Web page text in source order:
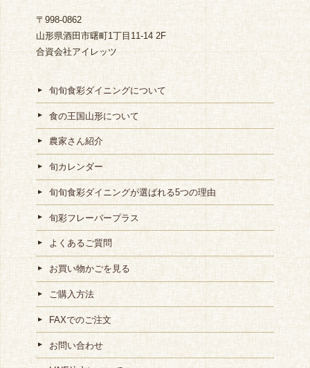
〒998-0862
山形県酒田市曙町1丁目11-14 2F
合資会社アイレッツ
旬旬食彩ダイニングについて
食の王国山形について
農家さん紹介
旬カレンダー
旬旬食彩ダイニングが選ばれる5つの理由
旬彩フレーバープラス
よくあるご質問
お買い物かごを見る
ご購入方法
FAXでのご注文
お問い合わせ